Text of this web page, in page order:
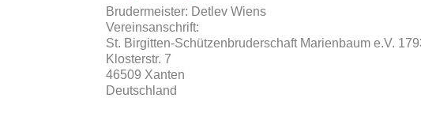
Brudermeister: Detlev Wiens
Vereinsanschrift:
St. Birgitten-Schützenbruderschaft Marienbaum e.V.
Klosterstr. 7
46509 Xanten
Deutschland